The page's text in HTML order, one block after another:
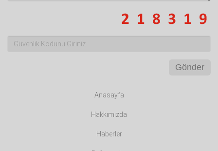
Gönder
Anasayfa
Hakkımızda
Haberler